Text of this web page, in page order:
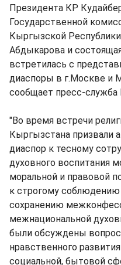
Президента КР
Государственной
Кыргызской
Абдыкарова и
встретилась с
диаспоры в г.Москве и
сообщает пресс-
"Во время встречи
Кыргызстана призвали
диаспор к тесному
духовного воспитания
моральной и правовой
к строгому
сохранению
межнациональной
были обсуждены
нравственного
социальной, бытовой